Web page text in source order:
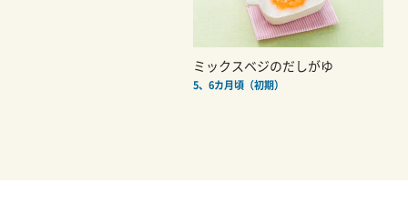
ミックスベジのだしがゆ
5、6カ月頃（初期）